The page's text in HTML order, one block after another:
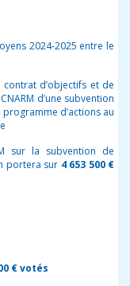
2024-2025 entre le
d’objectifs et de
d’une subvention
d’actions au
sur la subvention de
portera sur 4 653 500 €
€ votés